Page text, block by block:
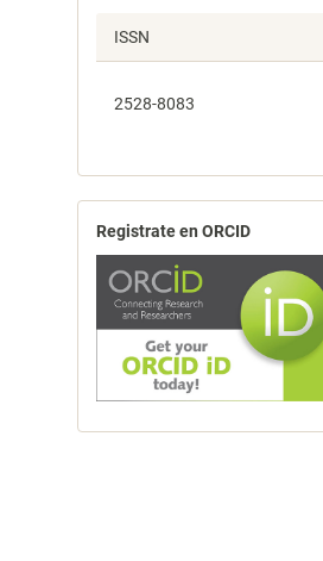
ISSN
2528-8083
Registrate en ORCID